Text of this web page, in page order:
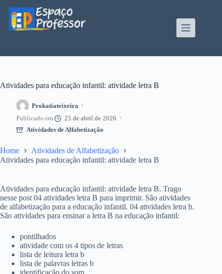
para
conteúdo
Atividades para educação infantil: atividade letra B
Prokatiateixeira
25 de abril de 2026
Atividades de Alfabetização
Home
Atividades de Alfabetização
Atividades para educação infantil: atividade letra B
Atividades para educação infantil: atividade letra B. Trago
nesse post 04 atividades letra B para imprimir. São atividades
de alfabetização para a educação infantil. 04 atividades letra b.
São atividades para ensinar a letra B na educação infantil:
pontilhados
atividade com os 4 tipos de letras
lista de leitura letra b
lista de palavras letras b
identificação do som